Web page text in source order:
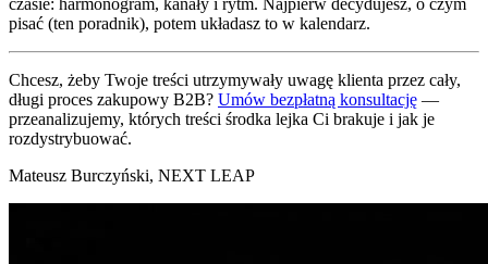
czasie: harmonogram, kanały i rytm. Najpierw decydujesz, o czym
pisać (ten poradnik), potem układasz to w kalendarz.
Chcesz, żeby Twoje treści utrzymywały uwagę klienta przez cały,
długi proces zakupowy B2B? Umów bezpłatną konsultację —
przeanalizujemy, których treści środka lejka Ci brakuje i jak je
rozdystrybuować.
Mateusz Burczyński, NEXT LEAP